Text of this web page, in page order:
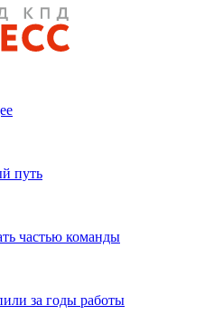
путь
частью команды
за годы работы